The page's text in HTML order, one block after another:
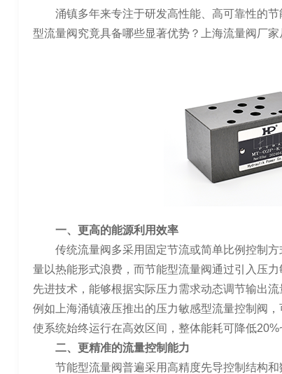
涌镇多年来专注于研发高性能、高可靠性的
型流量阀究竟具备哪些显著优势？上海流量阀厂家
一、更高的能源利用效率
传统流量阀多采用固定节流或简单比例控制
量以热能形式浪费，而节能型流量阀通过引入压
先进技术，能够根据实际压力需求动态调节输出
例如上海涌镇液压推出的压力敏感型流量控制阀
使系统始终运行在高效区间，整体能耗可降低
二、更精准的流量控制能力
节能型流量阀普遍采用高精度先导控制结构